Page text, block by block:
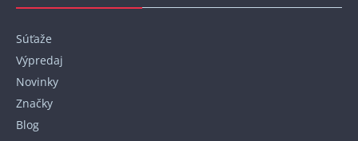
Súťaže
Výpredaj
Novinky
Značky
Blog